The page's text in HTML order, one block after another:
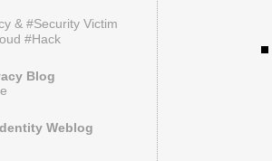
& #Security Victim
#Hack
Blog
Weblog